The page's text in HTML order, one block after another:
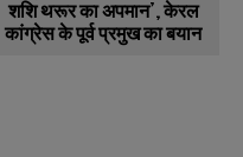
शशि थरूर का अपमान’, केरल
कांग्रेस के पूर्व प्रमुख का बयान